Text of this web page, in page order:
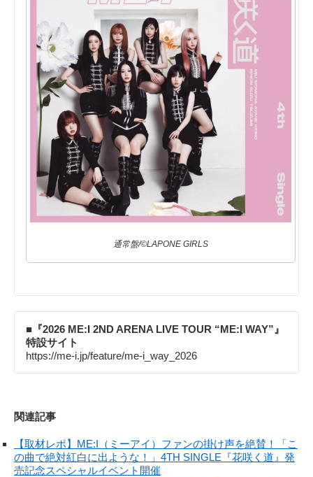
通常盤/©LAPONE GIRLS
■『2026 ME:I 2ND ARENA LIVE TOUR “ME:I WAY”』
特設サイト
https://me-i.jp/feature/me-i_way_2026
関連記事
【取材レポ】ME:I（ミーアイ）ファンの掛け声を絶賛！「こ
の曲で絶対紅白に出ような！」4TH SINGLE『花咲く道』発
売記念スペシャルイベント開催